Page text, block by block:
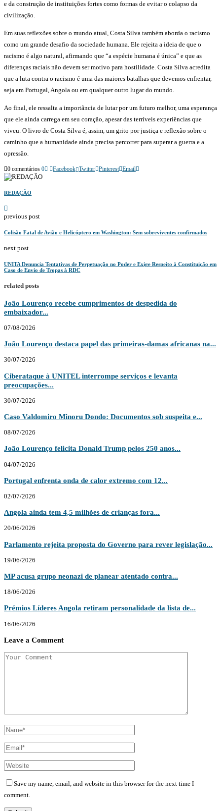
e da construção de instituições fortes como formas de evitar o colapso da
civilização.
Em suas reflexões sobre o mundo atual, Costa Silva também aborda o racismo
como um grande desafio da sociedade humana. Ele rejeita a ideia de que o
racismo é algo natural, afirmando que “a espécie humana é única” e que as
diferenças raciais não devem ser motivo para hostilidade. Costa Silva acredita
que a luta contra o racismo é uma das maiores batalhas que devemos enfrentar,
seja em Portugal, Angola ou em qualquer outro lugar do mundo.
Ao final, ele ressalta a importância de lutar por um futuro melhor, uma esperança
que ele ainda carrega em seu coração, apesar das terríveis experiências que
viveu. O livro de Costa Silva é, assim, um grito por justiça e reflexão sobre o
caminho que a humanidade ainda precisa percorrer para superar a guerra e a
opressão.
0 comentários 0 Facebook Twitter Pinterest Email
REDAÇÃO
previous post
Colisão Fatal de Avião e Helicóptero em Washington: Sem sobreviventes confirmados
next post
UNITA Denuncia Tentativas de Perpetuação no Poder e Exige Respeito à Constituição em
Caso de Envio de Tropas à RDC
related posts
João Lourenço recebe cumprimentos de despedida do
embaixador...
07/08/2026
João Lourenço destaca papel das primeiras-damas africanas na...
30/07/2026
Ciberataque à UNITEL interrompe serviços e levanta
preocupações...
30/07/2026
Caso Valdomiro Minoru Dondo: Documentos sob suspeita e...
08/07/2026
João Lourenço felicita Donald Trump pelos 250 anos...
04/07/2026
Portugal enfrenta onda de calor extremo com 12...
02/07/2026
Angola ainda tem 4,5 milhões de crianças fora...
20/06/2026
Parlamento rejeita proposta do Governo para rever legislação...
19/06/2026
MP acusa grupo neonazi de planear atentado contra...
18/06/2026
Prémios Líderes Angola retiram personalidade da lista de...
16/06/2026
Leave a Comment
Save my name, email, and website in this browser for the next time I
comment.